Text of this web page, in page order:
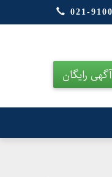
021-
رایگان